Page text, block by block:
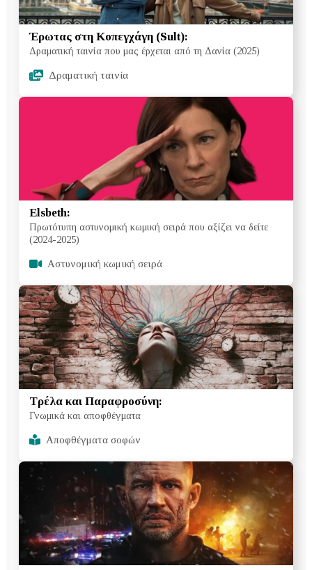
Έρωτας στη Κοπεγχάγη (Sult):
Δραματική ταινία που μας έρχεται από τη Δανία (2025)
Δραματική ταινία
Elsbeth:
Πρωτότυπη αστυνομική κωμική σειρά που αξίζει να δείτε
(2024-2025)
Aστυνομική κωμική σειρά
Τρέλα και Παραφροσύνη:
Γνωμικά και αποφθέγματα
Αποφθέγματα σοφών